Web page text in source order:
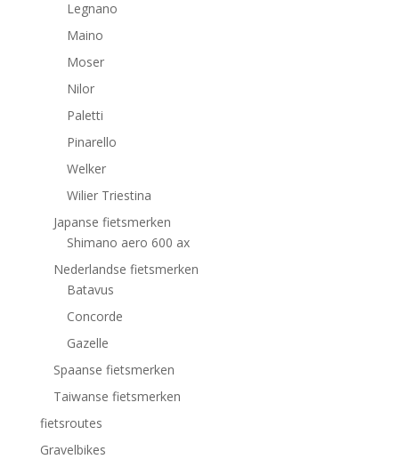
Legnano
Maino
Moser
Nilor
Paletti
Pinarello
Welker
Wilier Triestina
Japanse fietsmerken
Shimano aero 600 ax
Nederlandse fietsmerken
Batavus
Concorde
Gazelle
Spaanse fietsmerken
Taiwanse fietsmerken
fietsroutes
Gravelbikes